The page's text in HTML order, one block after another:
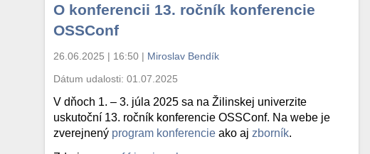
O konferencii 13. ročník konferencie
OSSConf
26.06.2025 | 16:50 | Miroslav Bendík
Dátum udalosti:01.07.2025
V dňoch 1. – 3. júla 2025 sa na Žilinskej univerzite
uskutoční 13. ročník konferencie OSSConf. Na webe je
zverejnený program konferencie ako aj zborník.